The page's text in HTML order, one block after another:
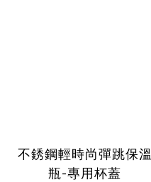
不銹鋼輕時尚彈跳保溫
瓶-專用杯蓋